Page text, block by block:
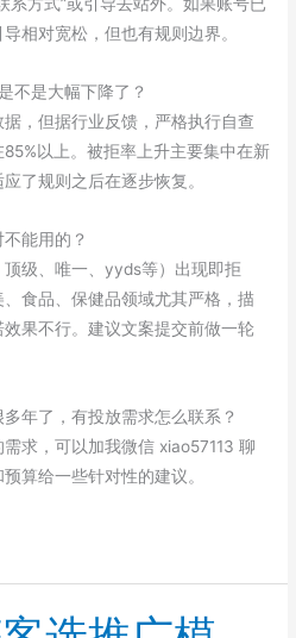
相对宽松，但也有规则边界。
不是大幅下降了？
，但据行业反馈，严格执行自查
以上。被拒率上升主要集中在新
了规则之后在逐步恢复。
能用的？
级、唯一、yyds等）出现即拒
食品、保健品领域尤其严格，描
果不行。建议文案提交前做一轮
年了，有投放需求怎么联系？
求，可以加我微信 xiao57113 聊
算给一些针对性的建议。